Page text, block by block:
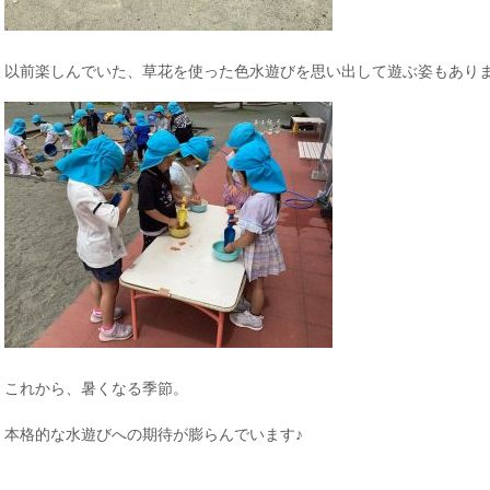
以前楽しんでいた、草花を使った色水遊びを思い出して遊ぶ姿もあり
これから、暑くなる季節。
本格的な水遊びへの期待が膨らんでいます♪